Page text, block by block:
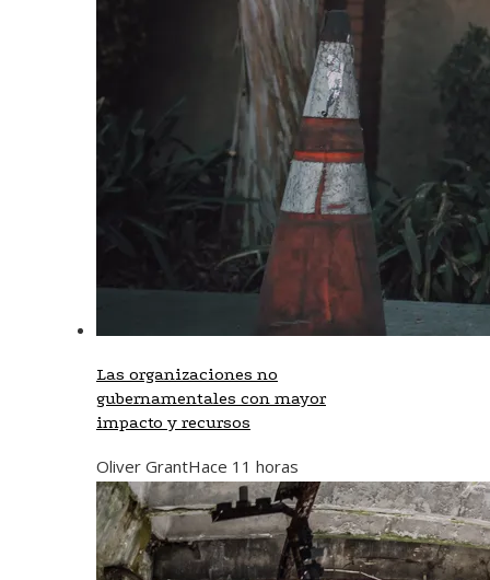
Las organizaciones no
gubernamentales con mayor
impacto y recursos
Oliver GrantHace 11 horas